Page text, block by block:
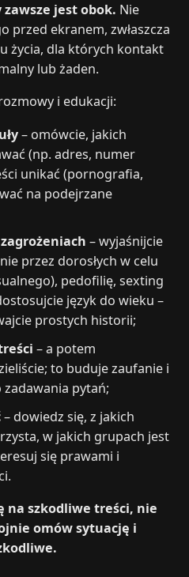
jest obok. Nie
przed ekranem, zwłaszcza
życia, dla których kontakt
lub żaden.
i edukacji:
– omówcie, jakich
(np. adres, numer
unikać (pornografia,
na podejrzane
– wyjaśnijcie
przez dorosłych w celu
pedofilię, sexting
język do wieku –
prostych historii;
– a potem
to buduje zaufanie i
zadawania pytań;
– dowiedz się, z jakich
w jakich grupach jest
się prawami i
na szkodliwe treści, nie
omów sytuację i